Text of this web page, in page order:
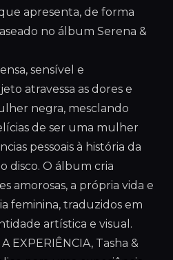
apresenta, de forma
no álbum Serena &
sensível e
atravessa as dores e
negra, mesclando
de ser uma mulher
pessoais à história da
disco. O álbum cria
amorosas, a própria vida e
feminina, traduzidos em
artística e visual.
EXPERIÊNCIA, Tasha &